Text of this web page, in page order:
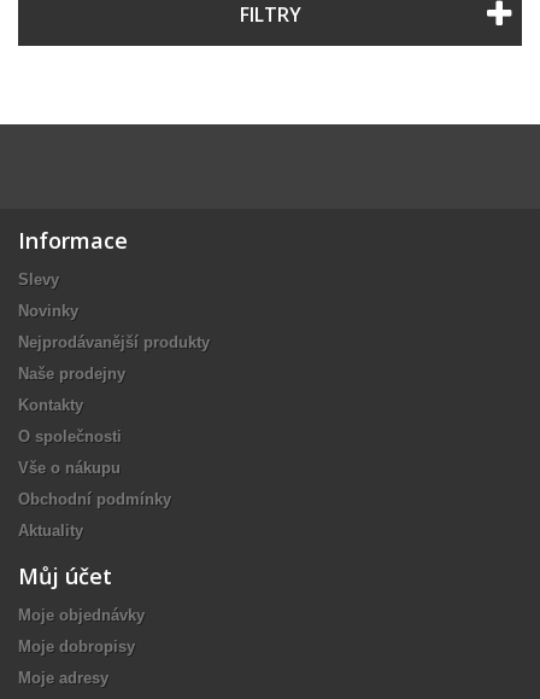
FILTRY
Informace
Slevy
Novinky
Nejprodávanější produkty
Naše prodejny
Kontakty
O společnosti
Vše o nákupu
Obchodní podmínky
Aktuality
Můj účet
Moje objednávky
Moje dobropisy
Moje adresy